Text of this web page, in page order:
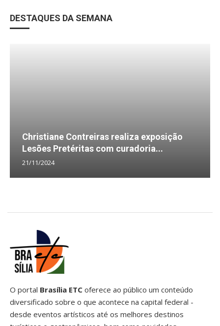
DESTAQUES DA SEMANA
Christiane Contreiras realiza exposição
Lesões Pretéritas com curadoria...
21/11/2024
O portal Brasília ETC oferece ao público um conteúdo
diversificado sobre o que acontece na capital federal -
desde eventos artísticos até os melhores destinos